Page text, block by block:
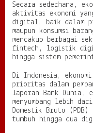
s
Secara sederhana,
aktivitas ekonomi
digital, baik dalam
maupun konsumsi
mencakup berbagai
fintech, logistik
hingga sistem
Di Indonesia,
prioritas dalam
laporan Bank Dunia,
menyumbang lebih
Domestik Bruto
tumbuh hingga dua